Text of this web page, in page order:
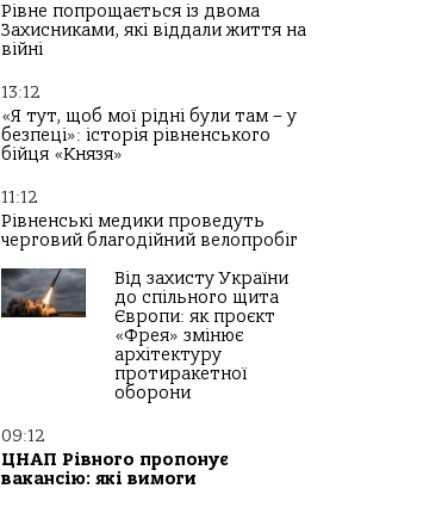
Рівне попрощається із двома
Захисниками, які віддали життя на
війні
13:12
«Я тут, щоб мої рідні були там – у
безпеці»: історія рівненського
бійця «Князя»
11:12
Рівненські медики проведуть
черговий благодійний велопробіг
Від захисту України
до спільного щита
Європи: як проєкт
«Фрея» змінює
архітектуру
протиракетної
оборони
09:12
ЦНАП Рівного пропонує
вакансію: які вимоги